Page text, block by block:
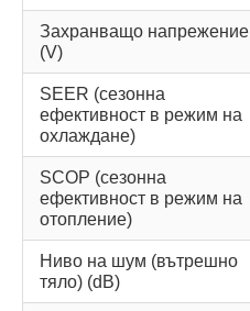
Захранващо напрежение
(V)
SEER (сезонна
ефективност в режим на
охлаждане)
SCOP (сезонна
ефективност в режим на
отопление)
Ниво на шум (вътрешно
тяло) (dB)